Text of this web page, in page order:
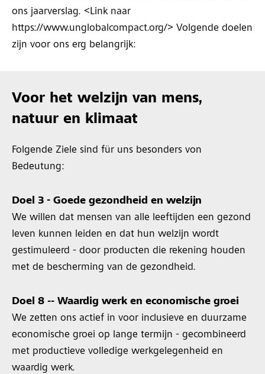
ons jaarverslag. <Link naar
https://www.unglobalcompact.org/> Volgende doelen
zijn voor ons erg belangrijk:
Voor het welzijn van mens,
natuur en klimaat
Folgende Ziele sind für uns besonders von
Bedeutung:
Doel 3 - Goede gezondheid en welzijn
We willen dat mensen van alle leeftijden een gezond
leven kunnen leiden en dat hun welzijn wordt
gestimuleerd - door producten die rekening houden
met de bescherming van de gezondheid.
Doel 8 -- Waardig werk en economische groei
We zetten ons actief in voor inclusieve en duurzame
economische groei op lange termijn - gecombineerd
met productieve volledige werkgelegenheid en
waardig werk.